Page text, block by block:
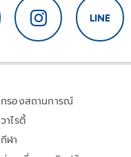
กรองสถานการณ์
วาไรตี้
กีฬา